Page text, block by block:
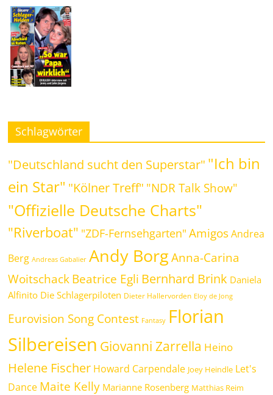
Schlagwörter
"Deutschland sucht den Superstar" "Ich bin
ein Star" "Kölner Treff" "NDR Talk Show"
"Offizielle Deutsche Charts"
"Riverboat" "ZDF-Fernsehgarten" Amigos Andrea
Berg Andreas Gabalier Andy Borg Anna-Carina
WoitschackBeatrice Egli Bernhard Brink Daniela
Alfinito Die Schlagerpiloten Dieter Hallervorden Eloy de Jong
Eurovision Song Contest Fantasy Florian
Silbereisen Giovanni Zarrella Heino
Helene Fischer Howard Carpendale Joey Heindle Let's
Dance Maite Kelly Marianne Rosenberg Matthias Reim